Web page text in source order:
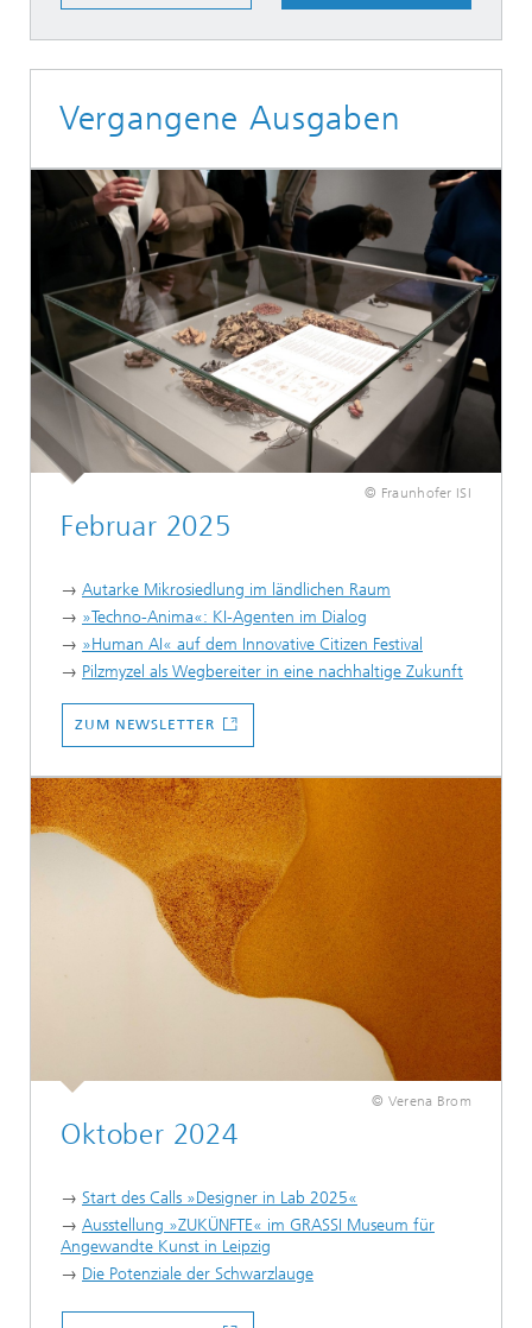
Vergangene Ausgaben
© Fraunhofer ISI
Februar 2025
→ Autarke Mikrosiedlung im ländlichen Raum
→ »Techno-Anima«: KI-Agenten im Dialog
→ »Human AI« auf dem Innovative Citizen Festival
→ Pilzmyzel als Wegbereiter in eine nachhaltige Zukunft
...
ZUM NEWSLETTER
© Verena Brom
Oktober 2024
→ Start des Calls »Designer in Lab 2025«
→ Ausstellung »ZUKÜNFTE« im GRASSI Museum für
Angewandte Kunst in Leipzig
→ Die Potenziale der Schwarzlauge